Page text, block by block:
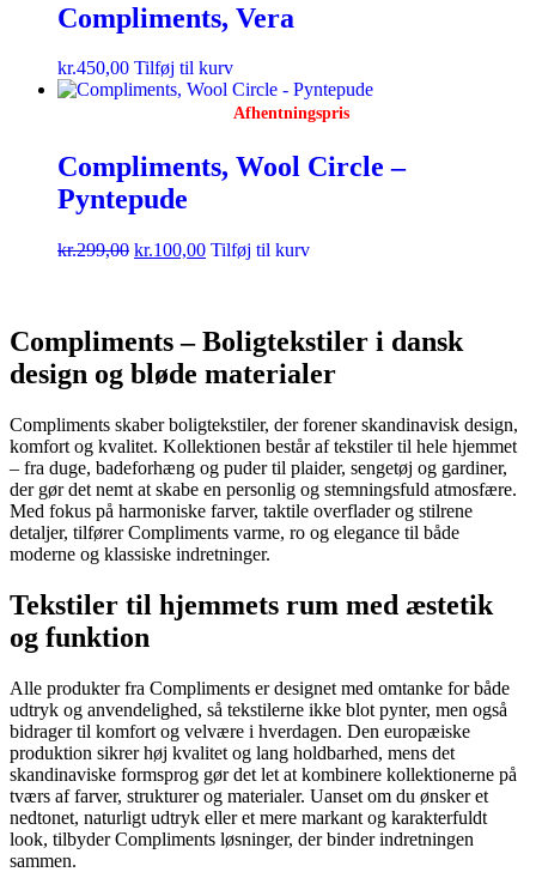
Compliments, Vera
kr.450,00 Tilføj til kurv
Afhentningspris
Compliments, Wool Circle –
Pyntepude
kr.299,00 kr.100,00 Tilføj til kurv
Compliments – Boligtekstiler i dansk
design og bløde materialer
Compliments skaber boligtekstiler, der forener skandinavisk design,
komfort og kvalitet. Kollektionen består af tekstiler til hele hjemmet
– fra duge, badeforhæng og puder til plaider, sengetøj og gardiner,
der gør det nemt at skabe en personlig og stemningsfuld atmosfære.
Med fokus på harmoniske farver, taktile overflader og stilrene
detaljer, tilfører Compliments varme, ro og elegance til både
moderne og klassiske indretninger.
Tekstiler til hjemmets rum med æstetik
og funktion
Alle produkter fra Compliments er designet med omtanke for både
udtryk og anvendelighed, så tekstilerne ikke blot pynter, men også
bidrager til komfort og velvære i hverdagen. Den europæiske
produktion sikrer høj kvalitet og lang holdbarhed, mens det
skandinaviske formsprog gør det let at kombinere kollektionerne på
tværs af farver, strukturer og materialer. Uanset om du ønsker et
nedtonet, naturligt udtryk eller et mere markant og karakterfuldt
look, tilbyder Compliments løsninger, der binder indretningen
sammen.